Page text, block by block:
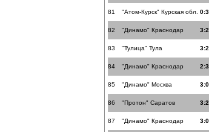
81 "Атом-Курск" Курская обл. 0:3
82 "Динамо" Краснодар 3:2
83 "Тулица" Тула 3:2
84 "Динамо" Краснодар 2:3
85 "Динамо" Москва 3:0
86 "Протон" Саратов 3:2
87 "Динамо" Краснодар 3:0